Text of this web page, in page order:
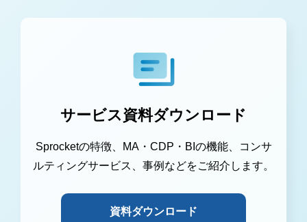
サービス資料ダウンロード
Sprocketの特徴、MA・CDP・BIの機能、コンサ
ルティングサービス、事例などをご紹介します。
資料ダウンロード